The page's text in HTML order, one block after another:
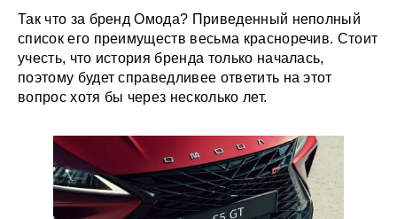
Так что за бренд Омода? Приведенный неполный
список его преимуществ весьма красноречив. Стоит
учесть, что история бренда только началась,
поэтому будет справедливее ответить на этот
вопрос хотя бы через несколько лет.